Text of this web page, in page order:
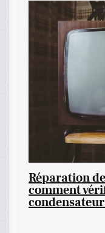
Réparation
comment